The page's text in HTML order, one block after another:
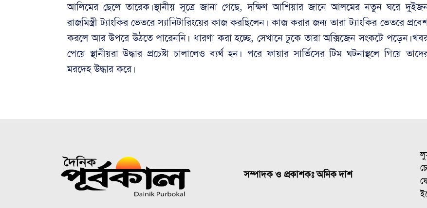
আলিমের ছেলে তারেক।স্থানীয় সূত্রে জানা গেছে, দক্ষিণ আশিয়ার জানে আলমের নতুন ঘরে
রাজমিস্ত্রী ট্যাংকির ভেতরে স্যানিটারিংয়ের কাজ করছিলেন। কাজ করার জন্য তারা ট্যাংকির ভেতরে
করলে আর উপরে উঠতে পারেননি। ধারণা করা হচ্ছে, সেখানে ঢুকে তারা অক্সিজেন সংকটে
পেয়ে স্থানীয়রা উদ্ধার প্রচেষ্টা চালালেও ব্যর্থ হন। পরে ফায়ার সার্ভিসের টিম ঘটনাস্থলে গিয়ে
মরদেহ উদ্ধার করে।
সম্পাদক ও প্রকাশকঃ অনিক দাশ